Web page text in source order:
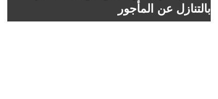
بالتنازل عن المأجور